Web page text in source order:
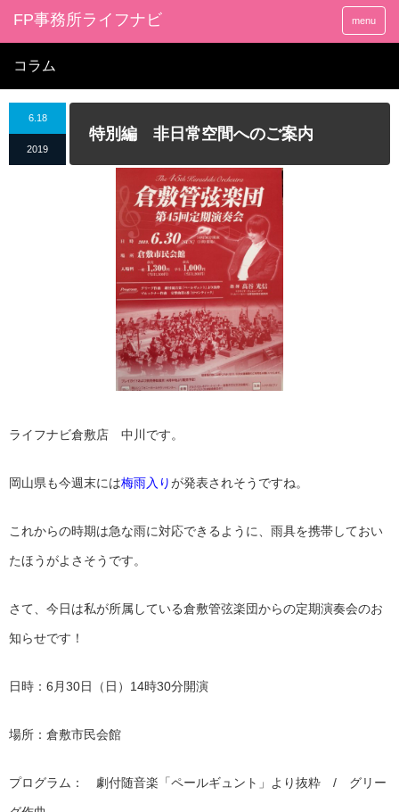
FP事務所ライフナビ menu
コラム
6.18
2019
特別編 非日常空間へのご案内
ライフナビ倉敷店 中川です。
岡山県も今週末には梅雨入りが発表されそうですね。
これからの時期は急な雨に対応できるように、雨具を携帯しておい
たほうがよさそうです。
さて、今日は私が所属している倉敷管弦楽団からの定期演奏会のお
知らせです！
日時：6月30日（日）14時30分開演
場所：倉敷市民会館
プログラム： 劇付随音楽「ペールギュント」より抜粋 / グリー